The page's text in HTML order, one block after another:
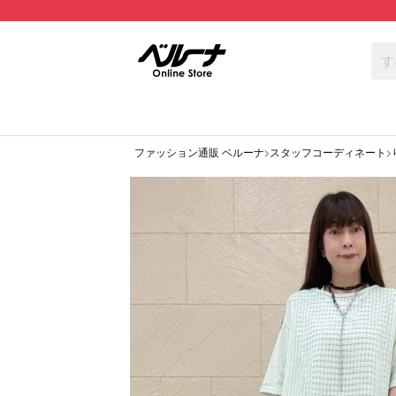
ファッション通販 ベルーナ スタッフコーディネート